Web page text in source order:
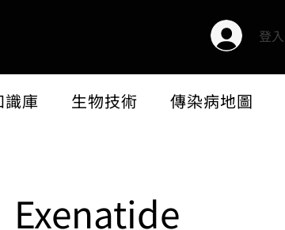
登入
識庫 生物技術 傳染病地圖
Exenatide